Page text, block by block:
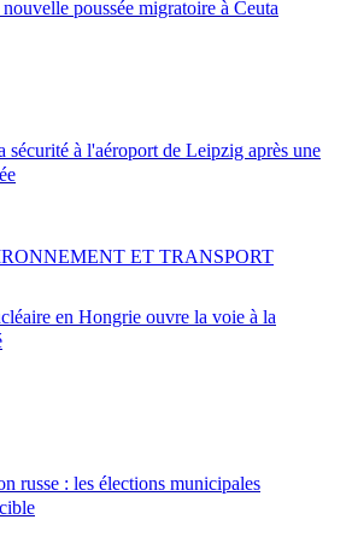
poussée migratoire à Ceuta
à l'aéroport de Leipzig après une
en Hongrie ouvre la voie à la
ET TRANSPORT
russe : les élections municipales